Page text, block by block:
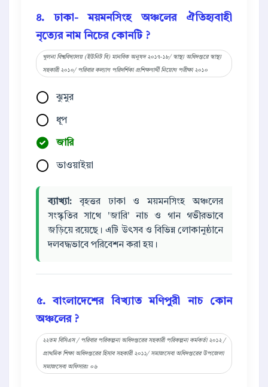
৪. ঢাকা- ময়মনসিংহ অঞ্চলের ঐতিহ্যবাহী
নৃত্যের নাম নিচের কোনটি ?
খুলনা বিশ্ববিদ্যালয় (ইউনিট বি) মানবিক অনুষদ ২০১৭-১৮/ স্বাস্থ্য অধিদপ্তরে স্বাস্থ্য
সহকারী ২০১০/ পরিবার কল্যাণ পরিদর্শিকা প্রশিক্ষণার্থী নিয়োগ পরীক্ষা ২০১০
ঝুমুর
ধূপ
জারি
ভাওয়াইয়া
ব্যাখ্যা: বৃহত্তর ঢাকা ও ময়মনসিংহ অঞ্চলের
সংস্কৃতির সাথে 'জারি' নাচ ও গান গভীরভাবে
জড়িয়ে রয়েছে। এটি উৎসব ও বিভিন্ন লোকানুষ্ঠানে
দলবদ্ধভাবে পরিবেশন করা হয়।
৫. বাংলাদেশের বিখ্যাত মণিপুরী নাচ কোন
অঞ্চলের ?
২২তম বিসিএস / পরিবার পরিকল্পনা অধিদপ্তরের সহকারী পরিকল্পনা কর্মকর্তা ২০১২ /
প্রাথমিক শিক্ষা অধিদপ্তরের হিসাব সহকারী ২০১১/ সমাজসেবা অধিদপ্তরের উপজেলা
সমাজসেবা অফিসারঃ ০৬